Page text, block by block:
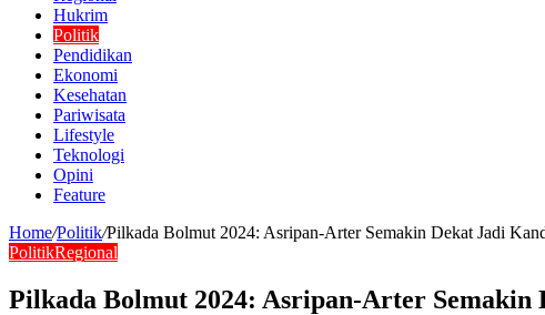
Hukrim
Politik
Pendidikan
Ekonomi
Kesehatan
Pariwisata
Lifestyle
Teknologi
Opini
Feature
Home/Politik/Pilkada Bolmut 2024: Asripan-Arter Semakin Dekat Jadi
PolitikRegional
Pilkada Bolmut 2024: Asripan-Arter Semakin